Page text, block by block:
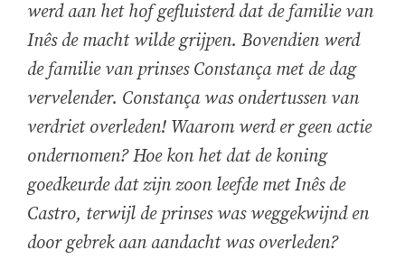
werd aan het hof gefluisterd dat de familie van
Inês de macht wilde grijpen. Bovendien werd
de familie van prinses Constança met de dag
vervelender. Constança was ondertussen van
verdriet overleden! Waarom werd er geen actie
ondernomen? Hoe kon het dat de koning
goedkeurde dat zijn zoon leefde met Inês de
Castro, terwijl de prinses was weggekwijnd en
door gebrek aan aandacht was overleden?